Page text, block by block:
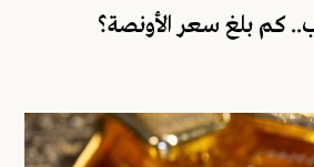
كم بلغ سعر الأونصة؟